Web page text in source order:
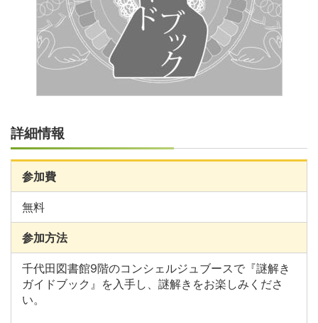
詳細情報
参加費
無料
参加方法
千代田図書館9階のコンシェルジュブースで『謎解き
ガイドブック』を入手し、謎解きをお楽しみくださ
い。